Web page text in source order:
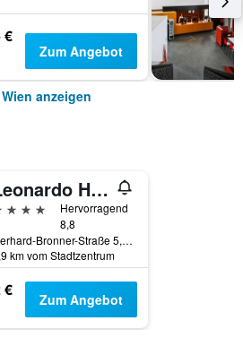
€
Zum Angebot
anzeigen
Leonardo Hotel Vienna Hauptbahnhof
Sterne
Hervorragend
8,8
Gerhard-Bronner-Straße 5, Wien, Wien (Bundesland), Österreich
km vom Stadtzentrum
€ Zum Angebot